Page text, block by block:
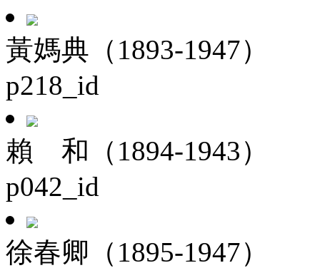
黃媽典（1893-1947）
p218_id
賴 和（1894-1943）
p042_id
徐春卿（1895-1947）